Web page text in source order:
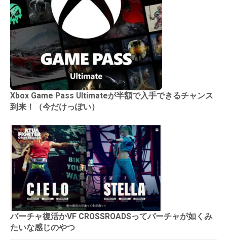
Xbox Game Pass Ultimateが半額で入手できるチャンス
到来！（今だけっぽい）
バーチャ復活かVF CROSSROADSってバーチャが如くみ
たいな感じのやつ